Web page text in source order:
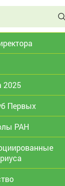
2025
Первых
РАН